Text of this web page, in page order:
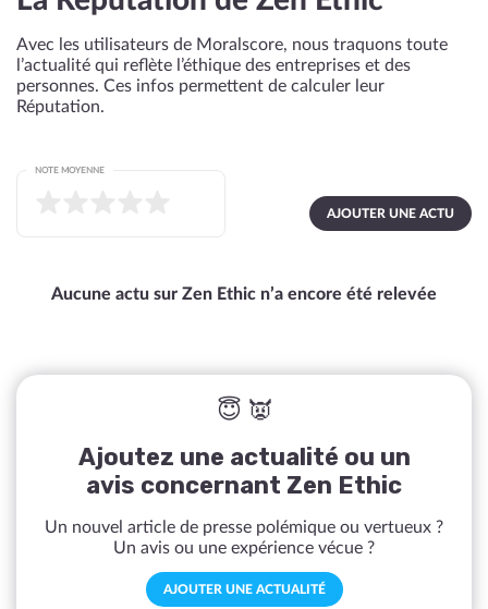
Avec les utilisateurs de Moralscore, nous traquons toute
l’actualité qui reflète l’éthique des entreprises et des
personnes. Ces infos permettent de calculer leur
Réputation.
AJOUTER UNE ACTU
NOTE MOYENNE
Aucune actu sur Zen Ethic n’a encore été relevée
😇 👿
Ajoutez une actualité ou un
avis concernant Zen Ethic
Un nouvel article de presse polémique ou vertueux ?
Un avis ou une expérience vécue ?
AJOUTER UNE ACTUALITÉ